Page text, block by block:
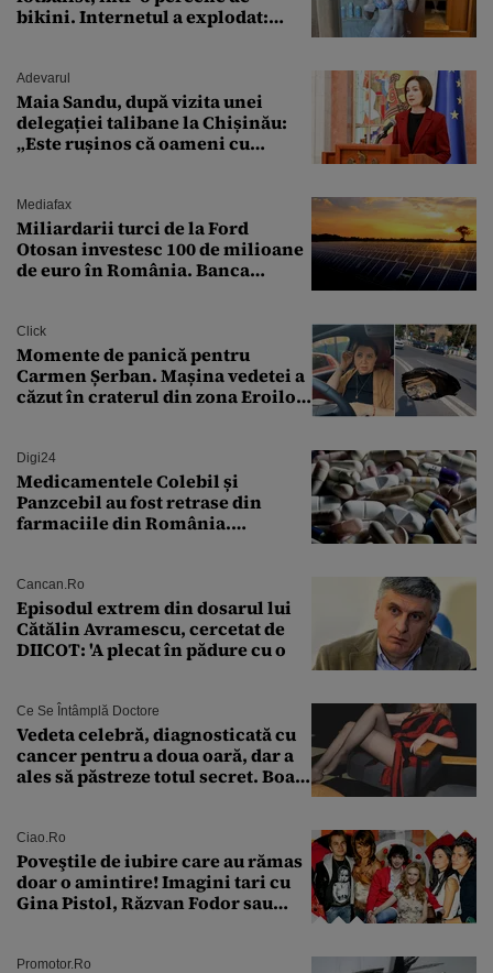
bikini. Internetul a explodat:
Adevarul
Maia Sandu, după vizita unei
delegației talibane la Chișinău:
„Este rușinos că oameni cu
Mediafax
Miliardarii turci de la Ford
Otosan investesc 100 de milioane
de euro în România. Banca
Click
Momente de panică pentru
Carmen Șerban. Mașina vedetei a
căzut în craterul din zona Eroilor:
Digi24
Medicamentele Colebil și
Panzcebil au fost retrase din
farmaciile din România.
Cancan.ro
Episodul extrem din dosarul lui
Cătălin Avramescu, cercetat de
DIICOT: 'A plecat în pădure cu o
Ce Se Întâmplă Doctore
Vedeta celebră, diagnosticată cu
cancer pentru a doua oară, dar a
ales să păstreze totul secret. Boala
Ciao.ro
Poveştile de iubire care au rămas
doar o amintire! Imagini tari cu
Gina Pistol, Răzvan Fodor sau
Promotor.ro